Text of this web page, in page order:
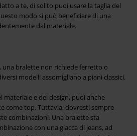
a te, di solito puoi usare la taglia del
modo si può beneficiare di una
dal materiale.
una bralette non richiede ferretto o
modelli assomigliano a piani classici.
materiale e del design, puoi anche
come top. Tuttavia, dovresti sempre
combinazioni. Una bralette sta
con una giacca di jeans, ad